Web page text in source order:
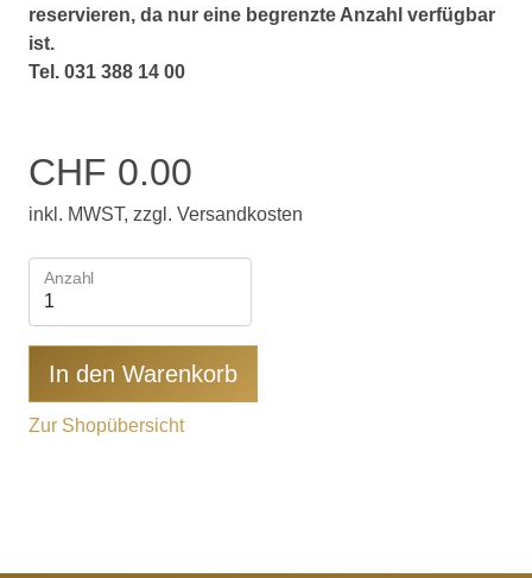
reservieren, da nur eine begrenzte Anzahl verfügbar
ist.
Tel. 031 388 14 00
CHF 0.00
inkl. MWST, zzgl. Versandkosten
Anzahl
In den Warenkorb
Zur Shopübersicht